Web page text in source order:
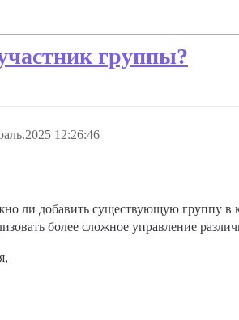
группы?
12:26:46
ли добавить существующую группу в
более сложное управление